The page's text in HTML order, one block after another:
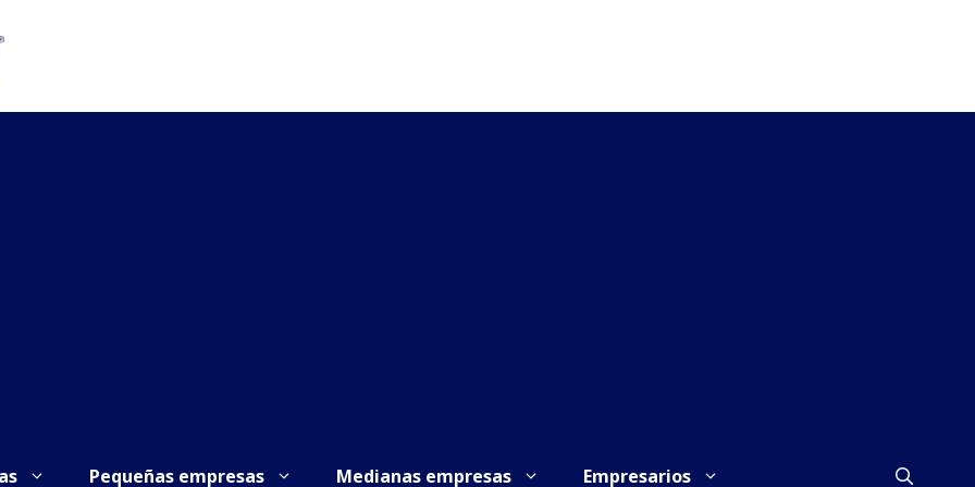
Pequeñas empresas Medianas empresas Empresarios